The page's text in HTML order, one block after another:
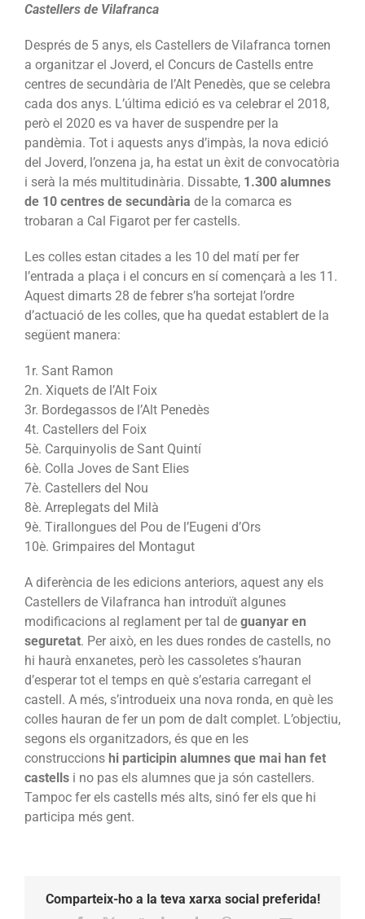
Castellers de Vilafranca
Després de 5 anys, els Castellers de Vilafranca tornen
a organitzar el Joverd, el Concurs de Castells entre
centres de secundària de l’Alt Penedès, que se celebra
cada dos anys. L’última edició es va celebrar el 2018,
però el 2020 es va haver de suspendre per la
pandèmia. Tot i aquests anys d’impàs, la nova edició
del Joverd, l’onzena ja, ha estat un èxit de convocatòria
i serà la més multitudinària. Dissabte, 1.300 alumnes
de 10 centres de secundària de la comarca es
trobaran a Cal Figarot per fer castells.
Les colles estan citades a les 10 del matí per fer
l’entrada a plaça i el concurs en sí començarà a les 11.
Aquest dimarts 28 de febrer s’ha sortejat l’ordre
d’actuació de les colles, que ha quedat establert de la
següent manera:
1r. Sant Ramon
2n. Xiquets de l’Alt Foix
3r. Bordegassos de l’Alt Penedès
4t. Castellers del Foix
5è. Carquinyolis de Sant Quintí
6è. Colla Joves de Sant Elies
7è. Castellers del Nou
8è. Arreplegats del Milà
9è. Tirallongues del Pou de l’Eugeni d’Ors
10è. Grimpaires del Montagut
A diferència de les edicions anteriors, aquest any els
Castellers de Vilafranca han introduït algunes
modificacions al reglament per tal de guanyar en
seguretat. Per això, en les dues rondes de castells, no
hi haurà enxanetes, però les cassoletes s’hauran
d’esperar tot el temps en què s’estaria carregant el
castell. A més, s’introdueix una nova ronda, en què les
colles hauran de fer un pom de dalt complet. L’objectiu,
segons els organitzadors, és que en les
construccions hi participin alumnes que mai han fet
castells i no pas els alumnes que ja són castellers.
Tampoc fer els castells més alts, sinó fer els que hi
participa més gent.
Comparteix-ho a la teva xarxa social preferida!